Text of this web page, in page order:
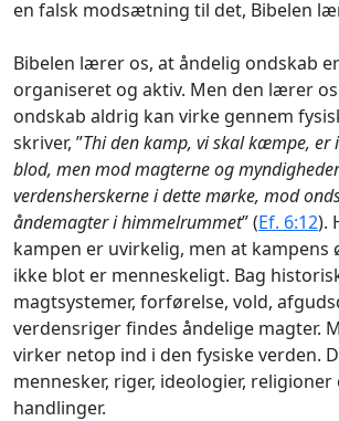
en falsk modsætning til det, Bibelen
Bibelen lærer os, at åndelig ondskab
organiseret og aktiv. Men den lærer
ondskab aldrig kan virke gennem
skriver, ”Thi den kamp, vi skal kæmpe, er
blod, men mod magterne og
verdensherskerne i dette mørke, mod
åndemagter i himmelrummet” (Ef. 6:12).
kampen er uvirkelig, men at kampens
ikke blot er menneskeligt. Bag
magtsystemer, forførelse, vold,
verdensriger findes åndelige magter.
virker netop ind i den fysiske verden.
mennesker, riger, ideologier,
handlinger.